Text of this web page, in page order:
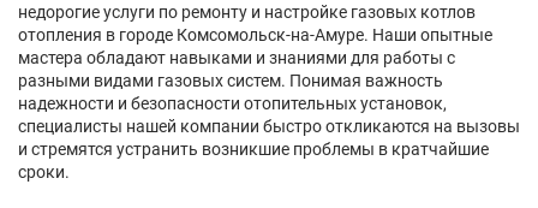
недорогие услуги по ремонту и настройке газовых котлов
отопления в городе Комсомольск-на-Амуре. Наши опытные
мастера обладают навыками и знаниями для работы с
разными видами газовых систем. Понимая важность
надежности и безопасности отопительных установок,
специалисты нашей компании быстро откликаются на вызовы
и стремятся устранить возникшие проблемы в кратчайшие
сроки.